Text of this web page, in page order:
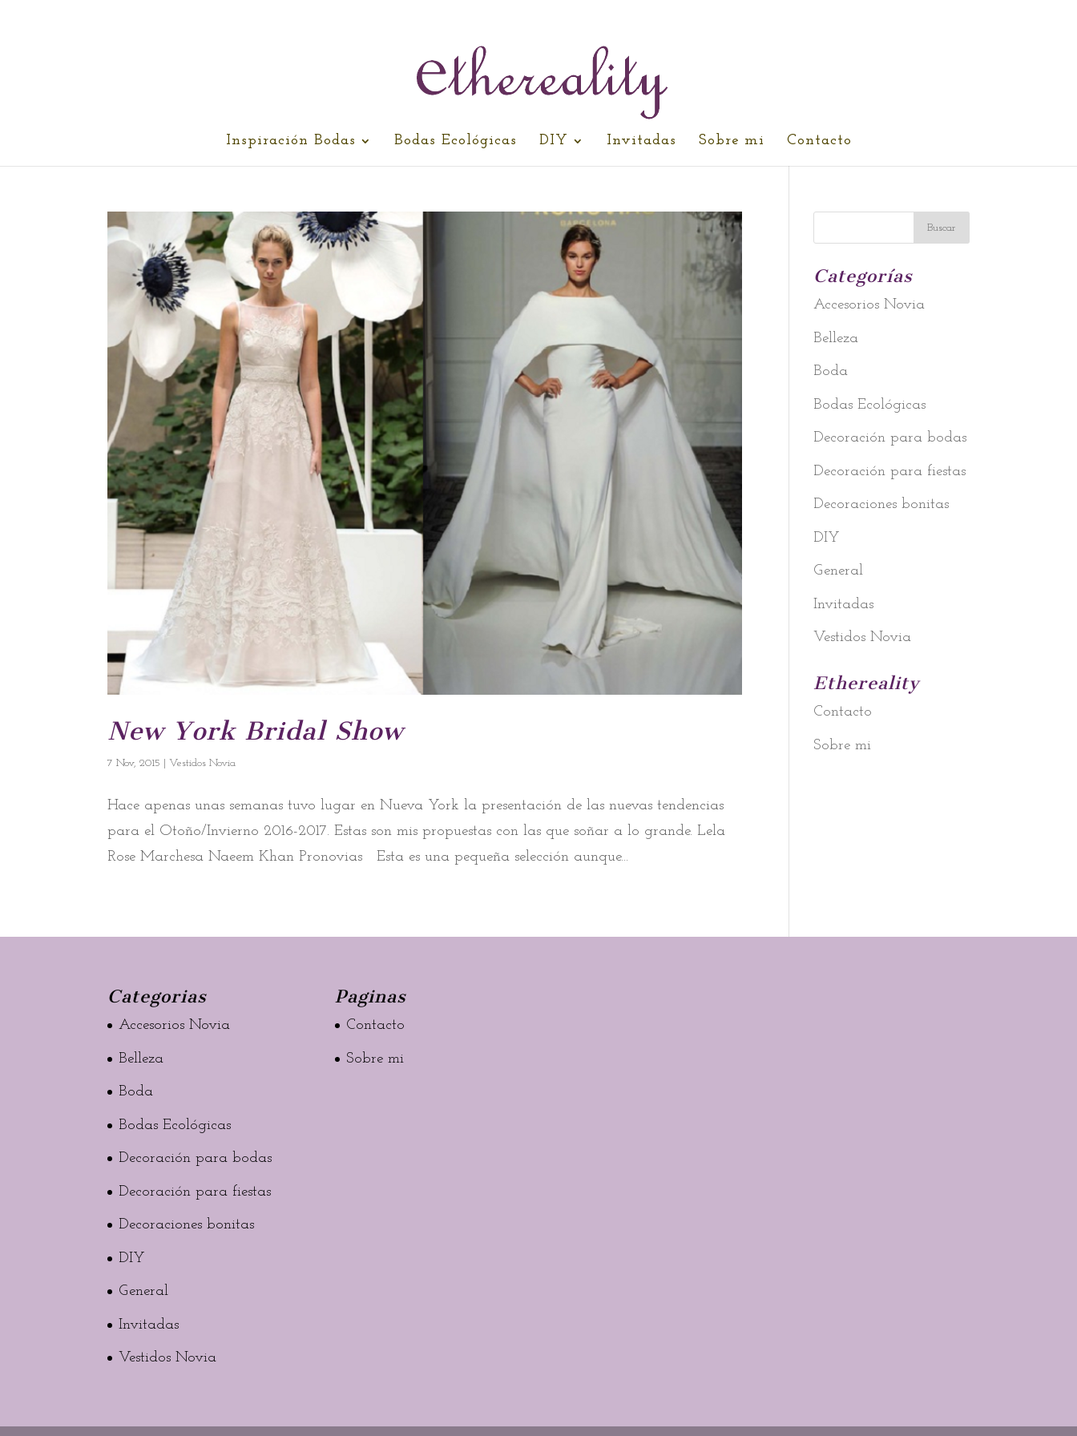
Inspiración Bodas Bodas Ecológicas DIY Invitadas Sobre mi Contacto
New York Bridal Show
7 Nov, 2015 |Vestidos Novia
Hace apenas unas semanas tuvo lugar en Nueva York la presentación de las nuevas tendencias
para el Otoño/Invierno 2016-2017. Estas son mis propuestas con las que soñar a lo grande. Lela
Rose Marchesa Naeem Khan Pronovias Esta es una pequeña selección aunque...
Categorías
Accesorios Novia
Belleza
Boda
Bodas Ecológicas
Decoración para bodas
Decoración para fiestas
Decoraciones bonitas
DIY
General
Invitadas
Vestidos Novia
Ethereality
Contacto
Sobre mi
Categorias
Accesorios Novia
Belleza
Boda
Bodas Ecológicas
Decoración para bodas
Decoración para fiestas
Decoraciones bonitas
DIY
General
Invitadas
Vestidos Novia
Paginas
Contacto
Sobre mi